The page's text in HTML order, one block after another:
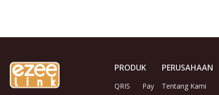
PRODUK
QRIS
Pay
PERUSAHAAN
Tentang Kami